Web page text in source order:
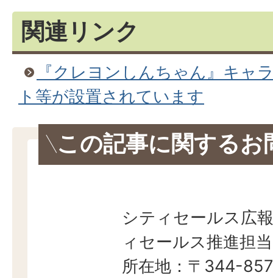
関連リンク
『クレヨンしんちゃん』キャ
ト等が設置されています
この記事に関するお
シティセールス広
ィセールス推進担当
所在地：〒344-